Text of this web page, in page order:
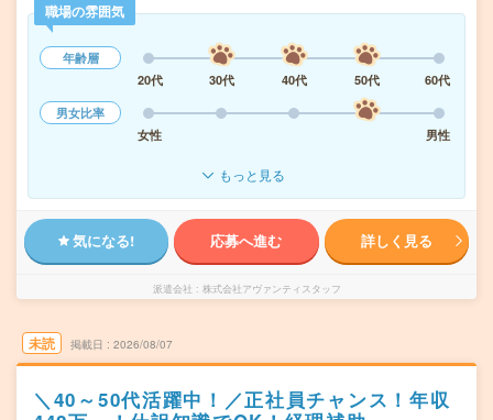
職場の雰囲気
年齢層
20代
30代 40代 50代
60代
男女比率
女性
男性
もっと見る
気になる! 応募へ進む 詳しく見る
派遣会社 株式会社アヴァンティスタッフ
未読 掲載日 2026/08/07
＼40～50代活躍中！／正社員チャンス！年収